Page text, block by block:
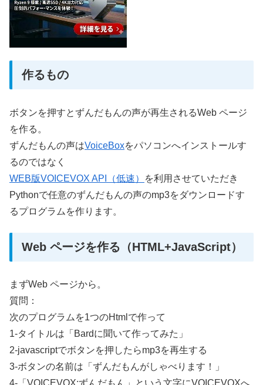
作るもの
ボタンを押すとずんだもんの声が再生されるWeb ページ
を作る。
ずんだもんの声はVoiceBoxをパソコンへインストールす
るのではなく
WEB版VOICEVOX API（低速）
を利用させていただき
Pythonで任意のずんだもんの声のmp3をダウンロードす
るプログラムを作ります。
Web ページを作る（HTML+JavaScript）
まずWeb ページから。
質問：
次のプログラムを1つのHtmlで作って
1-タイトルは「Bardに聞いて作ってみた」
2-javascriptでボタンを押したらmp3を再生する
3-ボタンの名前は「ずんだもんがしゃべります！」